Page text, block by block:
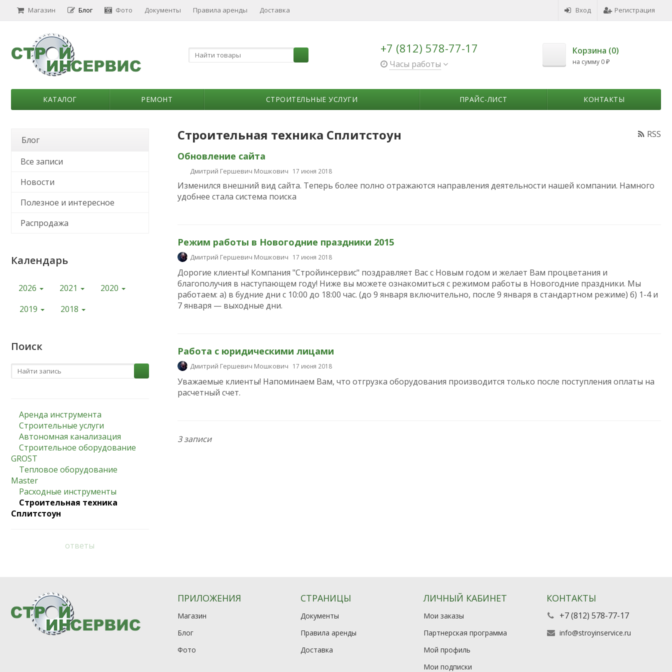
Вход Регистрация
Магазин Блог Фото Документы Правила аренды Доставка
+7 (812) 578-77-17
Часы работы
Корзина (0)
на сумму 0 ₽
КАТАЛОГ РЕМОНТ СТРОИТЕЛЬНЫЕ УСЛУГИ ПРАЙС-ЛИСТ КОНТАКТЫ
RSS
Строительная техника Сплитстоун
Обновление сайта
Дмитрий Гершевич Мошкович 17 июня 2018
Изменился внешний вид сайта. Теперь более полно отражаются направления деятельности нашей компании. Намного
удобнее стала система поиска
Режим работы в Новогодние праздники 2015
Дмитрий Гершевич Мошкович 17 июня 2018
Дорогие клиенты! Компания "Стройинсервис" поздравляет Вас c Новым годом и желает Вам процветания и
благополучия в наступающем году! Ниже вы можете ознакомиться c режимом работы в Новогодние праздники. Мы
работаем: a) в будние дни c 10:00 до 18:00 час. (до 9 января включительно, после 9 января в стандартном режиме) б) 1-4 и
7 января — выходные дни.
Работа c юридическими лицами
Дмитрий Гершевич Мошкович 17 июня 2018
Уважаемые клиенты! Напоминаем Вам, что отгрузка оборудования производится только после поступления оплаты на
расчетный счет.
3 записи
Блог
Все записи
Новости
Полезное и интересное
Распродажа
Календарь
2026 2021
2020
2019
2018
Поиск
Аренда инструмента
Строительные услуги
Автономная канализация
Строительное оборудование
GROST
Тепловое оборудование
Master
Расходные инструменты
Строительная техника
Сплитстоун
ответы
ПРИЛОЖЕНИЯ
Магазин
Блог
Фото
СТРАНИЦЫ
Документы
Правила аренды
Доставка
ЛИЧНЫЙ КАБИНЕТ
Мои заказы
Партнерская программа
Мой профиль
Мои подписки
КОНТАКТЫ
+7 (812) 578-77-17
info@stroyinservice.ru